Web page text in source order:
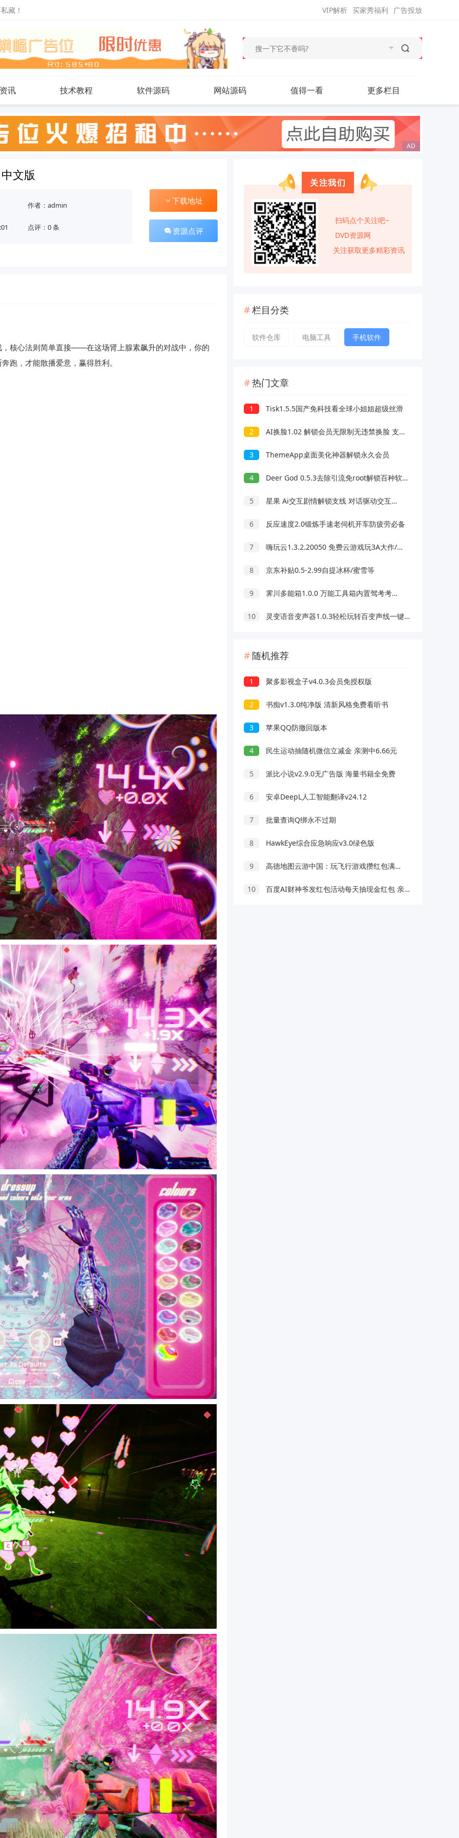
藏！ 广告投放
买家秀福利
VIP解析
讯 技术教程 软件源码 网站源码 值得一看 更多栏目
文版
作者：admin
点评：0 条
下载地址
资源点评
核心法则简单直接——在这场肾上腺素飙升的对战中，你的
跑，才能散播爱意，赢得胜利。
关注我们
扫码点个关注吧~
DVD资源网
关注获取更多精彩资讯
栏目分类
软件仓库 电脑工具 手机软件
热门文章
1 Tisk1.5.5国产免科技看全球小姐姐超级丝滑
2 AI换脸1.02 解锁会员无限制无违禁换脸 支持照片/视频
3 ThemeApp桌面美化神器解锁永久会员
4 Deer God 0.5.3去除引流免root解锁百种软件会员
5 星果 Ai交互剧情解锁支线 对话驱动交互故事剧情
6 反应速度2.0锻炼手速老伺机开车防疲劳必备
7 嗨玩云1.3.2.20050 免费云游戏玩3A大作/热门游戏 无延迟免下载
8 京东补贴0.5-2.99自提冰杯/蜜雪等
9 霁川多能箱1.0.0 万能工具箱内置驾考考题 去水印等功能
10 灵变语音变声器1.0.3轻松玩转百变声线一键变声
随机推荐
1 聚多影视盒子v4.0.3会员免授权版
2 书痴v1.3.0纯净版 清新风格免费看听书
3 苹果QQ防撤回版本
4 民生运动抽随机微信立减金 亲测中6.66元
5 派比小说v2.9.0无广告版 海量书籍全免费
6 安卓DeepL人工智能翻译v24.12
7 批量查询Q绑永不过期
8 HawkEye综合应急响应v3.0绿色版
9 高德地图云游中国：玩飞行游戏攒红包满3.5元可提现支付宝
10 百度AI财神爷发红包活动每天抽现金红包 亲测中0.88元 满1元提现